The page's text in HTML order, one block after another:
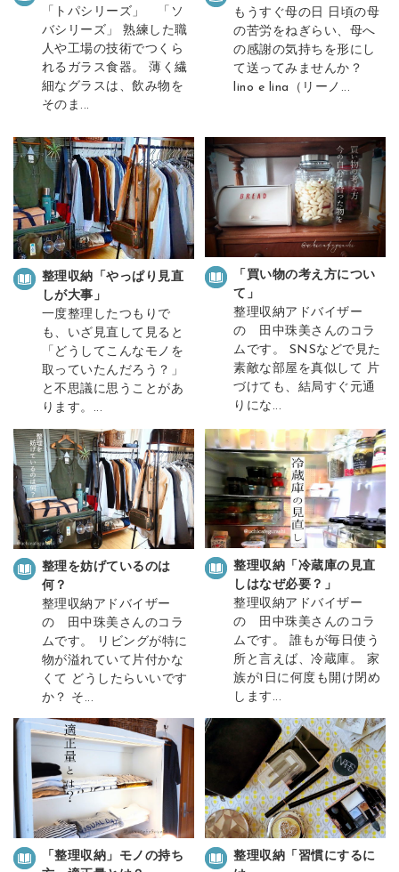
「トパシリーズ」 「ソ
バシリーズ」 熟練した職
人や工場の技術でつくら
れるガラス食器。 薄く繊
細なグラスは、飲み物を
そのま...
もうすぐ母の日 日頃の母
の苦労をねぎらい、母へ
の感謝の気持ちを形にし
て送ってみませんか？
lino e lina（リーノ...
整理収納「やっぱり見直
しが大事」
一度整理したつもりで
も、いざ見直して見ると
「どうしてこんなモノを
取っていたんだろう？」
と不思議に思うことがあ
ります。...
「買い物の考え方につい
て」
整理収納アドバイザー
の 田中珠美さんのコラ
ムです。 SNSなどで見た
素敵な部屋を真似して 片
づけても、結局すぐ元通
りにな...
整理を妨げているのは
何？
整理収納アドバイザー
の 田中珠美さんのコラ
ムです。 リビングが特に
物が溢れていて片付かな
くて どうしたらいいです
か？ そ...
整理収納「冷蔵庫の見直
しはなぜ必要？」
整理収納アドバイザー
の 田中珠美さんのコラ
ムです。 誰もが毎日使う
所と言えば、冷蔵庫。 家
族が1日に何度も開け閉め
します...
「整理収納」モノの持ち
整理収納「習慣にするに